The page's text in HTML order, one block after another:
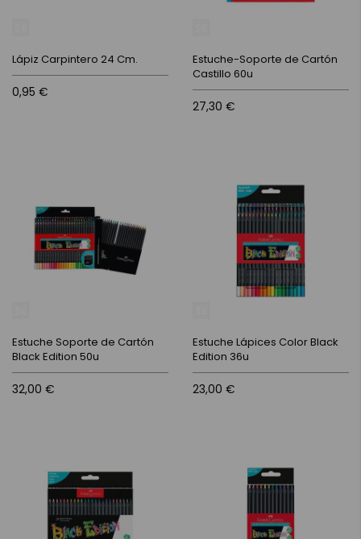
Lápiz Carpintero 24 Cm.
0,95 €
Estuche-Soporte de Cartón
Castillo 60u
27,30 €
Estuche Soporte de Cartón
Black Edition 50u
32,00 €
Estuche Lápices Color Black
Edition 36u
23,00 €